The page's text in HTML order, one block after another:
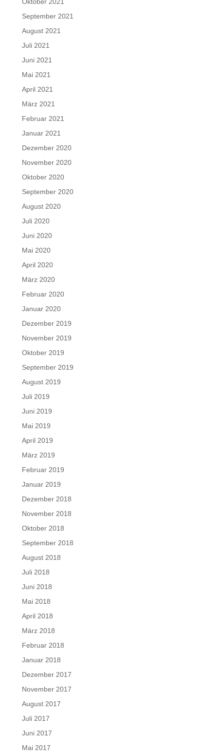
September 2021
August 2021
Juli 2021
Juni 2021
Mai 2021
April 2021
März 2021
Februar 2021
Januar 2021
Dezember 2020
November 2020
Oktober 2020
September 2020
August 2020
Juli 2020
Juni 2020
Mai 2020
April 2020
März 2020
Februar 2020
Januar 2020
Dezember 2019
November 2019
Oktober 2019
September 2019
August 2019
Juli 2019
Juni 2019
Mai 2019
April 2019
März 2019
Februar 2019
Januar 2019
Dezember 2018
November 2018
Oktober 2018
September 2018
August 2018
Juli 2018
Juni 2018
Mai 2018
April 2018
März 2018
Februar 2018
Januar 2018
Dezember 2017
November 2017
August 2017
Juli 2017
Juni 2017
Mai 2017